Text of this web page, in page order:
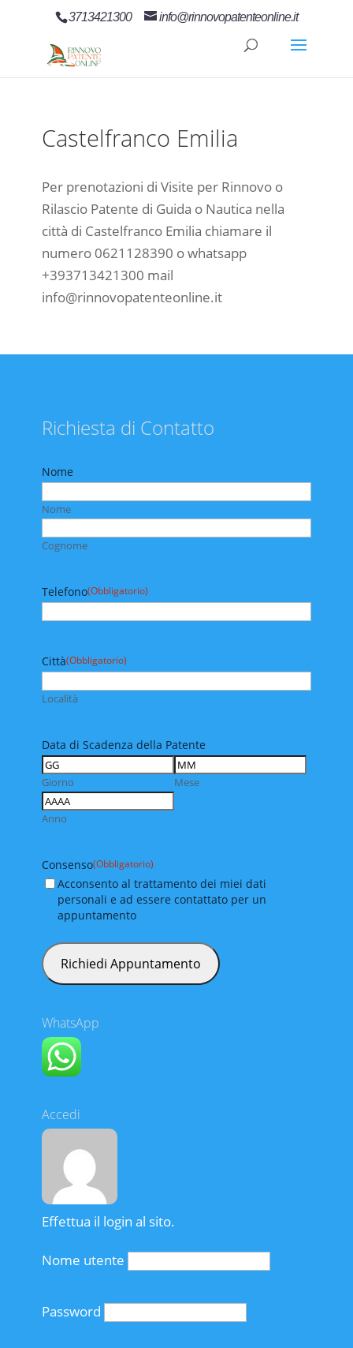
3713421300 info@rinnovopatenteonline.it
Castelfranco Emilia
Per prenotazioni di Visite per Rinnovo o
Rilascio Patente di Guida o Nautica nella
città di Castelfranco Emilia chiamare il
numero 0621128390 o whatsapp
+393713421300 mail
info@rinnovopatenteonline.it
Richiesta di Contatto
Nome
Nome
Cognome
Telefono(Obbligatorio)
Città(Obbligatorio)
Località
Data di Scadenza della Patente
Giorno Mese
Anno
Consenso(Obbligatorio)
Acconsento al trattamento dei miei dati
personali e ad essere contattato per un
appuntamento
WhatsApp
Accedi
Effettua il login al sito.
Nome utente
Password